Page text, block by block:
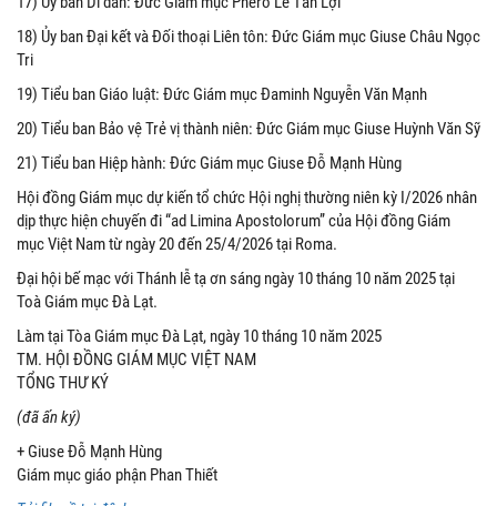
18) Ủy ban Đại kết và Đối thoại Liên tôn: Đức Giám mục Giuse Châu Ngọc
Tri
19) Tiểu ban Giáo luật: Đức Giám mục Đaminh Nguyễn Văn Mạnh
20) Tiểu ban Bảo vệ Trẻ vị thành niên: Đức Giám mục Giuse Huỳnh Văn Sỹ
21) Tiểu ban Hiệp hành: Đức Giám mục Giuse Đỗ Mạnh Hùng
Hội đồng Giám mục dự kiến tổ chức Hội nghị thường niên kỳ I/2026 nhân
dịp thực hiện chuyến đi “ad Limina Apostolorum” của Hội đồng Giám
mục Việt Nam từ ngày 20 đến 25/4/2026 tại Roma.
Đại hội bế mạc với Thánh lễ tạ ơn sáng ngày 10 tháng 10 năm 2025 tại
Toà Giám mục Đà Lạt.
Làm tại Tòa Giám mục Đà Lạt, ngày 10 tháng 10 năm 2025
TM. HỘI ĐỒNG GIÁM MỤC VIỆT NAM
TỔNG THƯ KÝ
(đã ấn ký)
+ Giuse Đỗ Mạnh Hùng
Giám mục giáo phận Phan Thiết